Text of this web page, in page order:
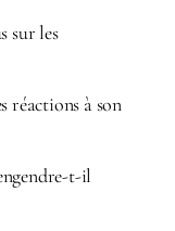
sur les
réactions à son
t-il